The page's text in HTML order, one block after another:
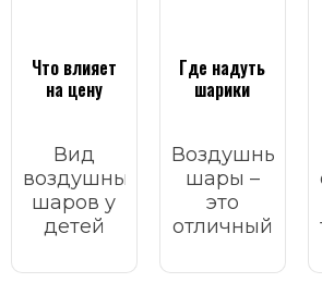
Что влияет
на цену
Вид
воздушных
шаров у
детей
вызывает
Где надуть
шарики
Воздушные
шары –
это
отличный
для